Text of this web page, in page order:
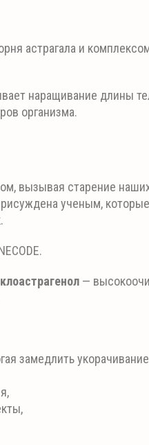
астрагала и
наращивание длины
организма.
вызывая старение
ученым,
—
замедлить